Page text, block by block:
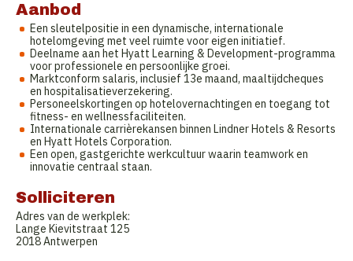
Aanbod
Een sleutelpositie in een dynamische, internationale
hotelomgeving met veel ruimte voor eigen initiatief.
Deelname aan het Hyatt Learning & Development-programma
voor professionele en persoonlijke groei.
Marktconform salaris, inclusief 13e maand, maaltijdcheques
en hospitalisatieverzekering.
Personeelskortingen op hotelovernachtingen en toegang tot
fitness- en wellnessfaciliteiten.
Internationale carrièrekansen binnen Lindner Hotels & Resorts
en Hyatt Hotels Corporation.
Een open, gastgerichte werkcultuur waarin teamwork en
innovatie centraal staan.
Solliciteren
Adres van de werkplek:
Lange Kievitstraat 125
2018 Antwerpen